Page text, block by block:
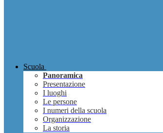
Scuola
Panoramica
Presentazione
I luoghi
Le persone
I numeri della scuola
Organizzazione
La storia